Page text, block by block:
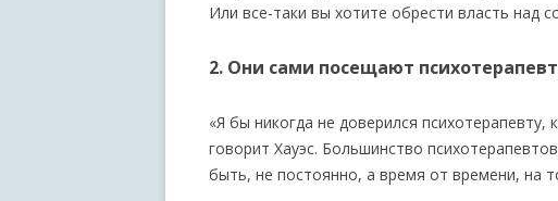
Или все-таки вы хотите обрести власть над
2. Они сами посещают
«Я бы никогда не доверился
говорит Хауэс. Большинство
быть, не постоянно, а время от времени, на